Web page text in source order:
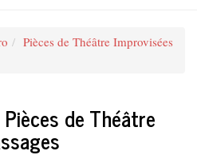
Pièces de Théâtre Improvisées
de Théâtre